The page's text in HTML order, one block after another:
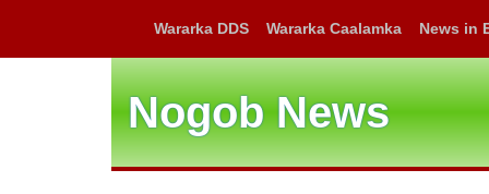
Wararka DDS Wararka Caalamka News in
Nogob News